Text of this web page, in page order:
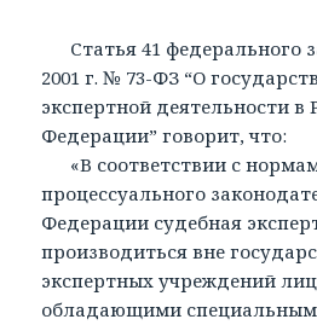
Статья 41 федерального
2001 г. № 73-ФЗ “О
экспертной деятельности в
Федерации” говорит, что:
«В соответствии с
процессуального
Федерации судебная
производиться вне
экспертных учреждений
обладающими